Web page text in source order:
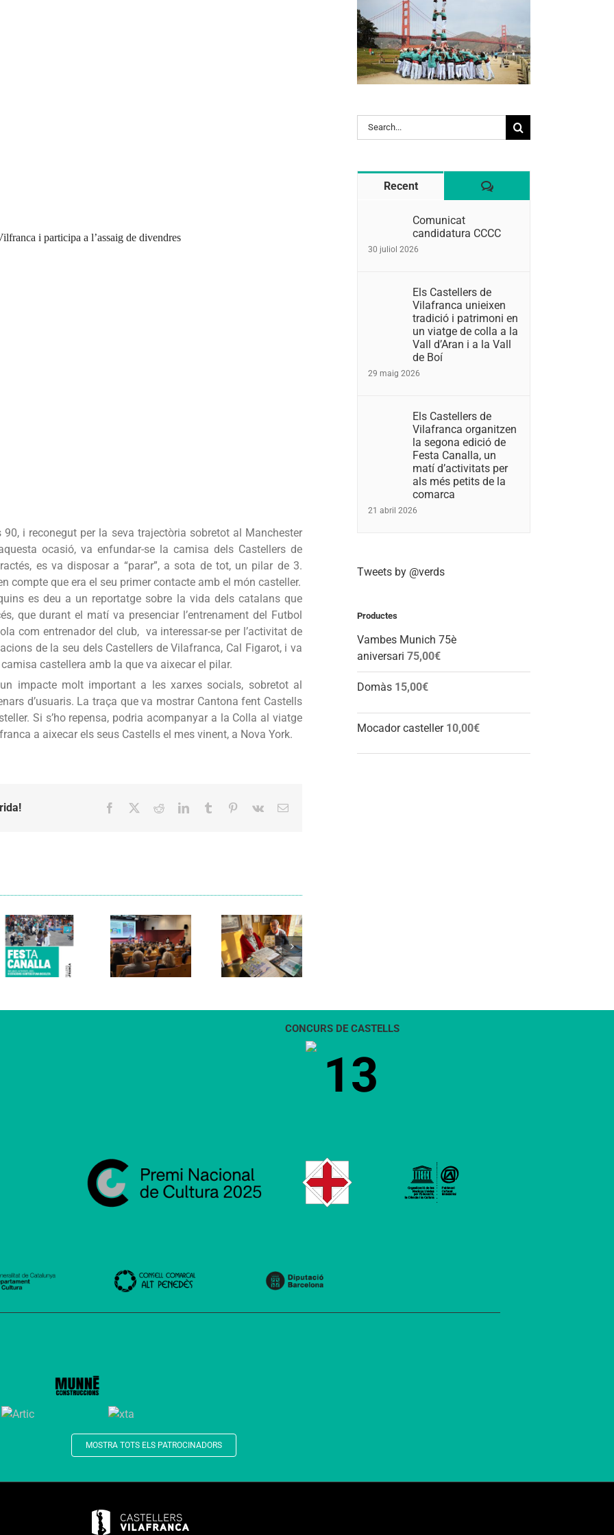
i participa a l’assaig de divendres
i reconegut per la seva trajectòria sobretot al Manchester
ocasió, va enfundar-se la camisa dels Castellers de
es va disposar a “parar”, a sota de tot, un pilar de 3.
compte que era el seu primer contacte amb el món casteller.
es deu a un reportatge sobre la vida dels catalans que
que durant el matí va presenciar l’entrenament del Futbol
com entrenador del club, va interessar-se per l’activitat de
de la seu dels Castellers de Vilafranca, Cal Figarot, i va
castellera amb la que va aixecar el pilar.
impacte molt important a les xarxes socials, sobretot al
d’usuaris. La traça que va mostrar Cantona fent Castells
Si s’ho repensa, podria acompanyar a la Colla al viatge
a aixecar els seus Castells el mes vinent, a Nova York.
Facebook RedditLinkedInTumblr Pinterest
Vk Email:
Cal Figarot
lidera el
primer
d’energia
comunitària
Els Verds
presenten el
llibre
“Petita
història
dels
Search
for:
Recent Comentaris
Comunicat
candidatura CCCC
30 juliol 2026
Els Castellers de
Vilafranca unieixen
tradició i patrimoni en
un viatge de colla a la
Vall d’Aran i a la Vall
de Boí
29 maig 2026
Els Castellers de
Vilafranca organitzen
la segona edició de
Festa Canalla, un
matí d’activitats per
als més petits de la
comarca
21 abril 2026
Tweets by @verds
Productes
Vambes Munich 75è
aniversari 75,00€
Domàs 15,00€
Mocador casteller 10,00€
CONCURS DE CASTELLS
13
MOSTRA TOTS ELS PATROCINADORS